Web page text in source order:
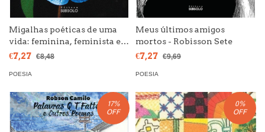
Migalhas poéticas de uma
vida: feminina, feminista e
fogosa
€7,27 €8,48
POESIA
Meus últimos amigos
mortos - Robisson Sete
€7,27 €9,69
POESIA
17%
OFF
0%
OFF